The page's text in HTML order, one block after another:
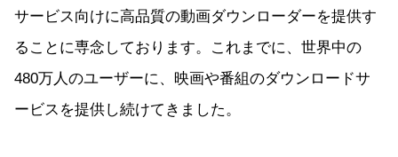
サービス向けに高品質の動画ダウンローダーを提供す
ることに専念しております。これまでに、世界中の
480万人のユーザーに、映画や番組のダウンロードサ
ービスを提供し続けてきました。